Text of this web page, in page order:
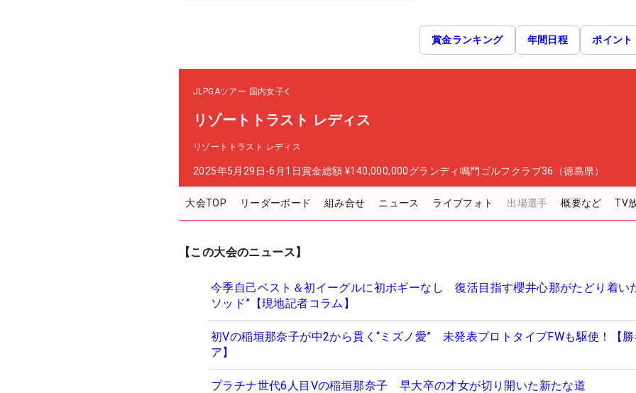
賞金ランキング 年間日程 ポイント
JLPGAツアー 国内女子
リゾートトラスト レディス
リゾートトラスト レディス
2025年5月29日-6月1日賞金総額 ¥140,000,000グランディ鳴門ゴルフクラブ36（徳島県）
大会TOP リーダーボード 組み合せ ニュース ライブフォト 出場選手 概要など TV
【この大会のニュース】
今季自己ベスト＆初イーグルに初ボギーなし 復活目指す櫻井心那がたどり着い
ソッド”【現地記者コラム】
初Vの稲垣那奈子が中2から貫く“ミズノ愛” 未発表プロトタイプFWも駆使！【
ア】
プラチナ世代6人目Vの稲垣那奈子 早大卒の才女が切り開いた新たな道